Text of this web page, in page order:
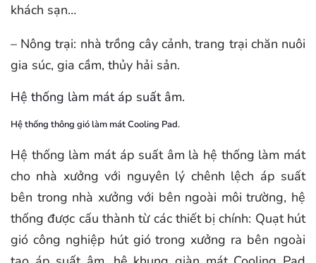
khách sạn…
– Nông trại: nhà trồng cây cảnh, trang trại chăn nuôi
gia súc, gia cầm, thủy hải sản.
Hệ thống làm mát áp suất âm.
Hệ thống thông gió làm mát Cooling Pad.
Hệ thống làm mát áp suất âm là hệ thống làm mát
cho nhà xưởng với nguyên lý chênh lệch áp suất
bên trong nhà xưởng với bên ngoài môi trường, hệ
thống được cấu thành từ các thiết bị chính: Quạt hút
gió công nghiệp hút gió trong xưởng ra bên ngoài